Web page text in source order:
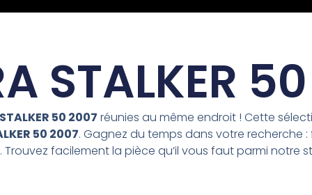
STALKER
50 2007 réunies au même endroit ! Cette
50 2007. Gagnez du temps dans votre recherche
Trouvez facilement la pièce qu’il vous faut parmi notre